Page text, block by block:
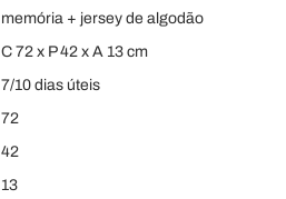
memória + jersey de algodão
C 72 x P 42 x A 13 cm
7/10 dias úteis
72
42
13